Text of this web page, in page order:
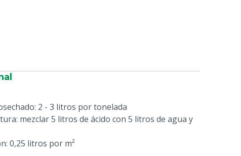
2 - 3 litros por tonelada
mezclar 5 litros de ácido con 5 litros de agua y
0,25 litros por m²